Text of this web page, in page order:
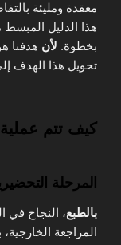
معقدة ومليئة
هذا الدليل
بخطوة. لأن هدفنا
تحويل هذا الهدف
كيف تتم
المرحلة
بالطبع، النجاح في
المراجعة